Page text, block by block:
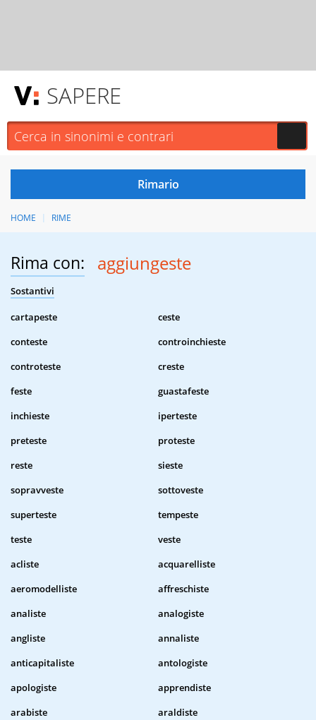
SAPERE
HOME RIME
Rima con: aggiungeste
Sostantivi
cartapeste
ceste
conteste
controinchieste
controteste
creste
feste
guastafeste
inchieste
iperteste
preteste
proteste
reste
sieste
sopravveste
sottoveste
superteste
tempeste
teste
veste
acliste
acquarelliste
aeromodelliste
affreschiste
analiste
analogiste
angliste
annaliste
anticapitaliste
antologiste
apologiste
apprendiste
arabiste
araldiste